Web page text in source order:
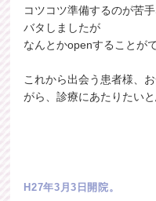
コツコツ準備するのが苦
バタしましたが
なんとかopenすることが
これから出会う患者様、
がら、診療にあたりたいと
H27年3月3日開院。